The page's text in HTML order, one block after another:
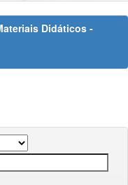
Didáticos -